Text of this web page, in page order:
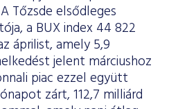
Tőzsde elsődleges
a BUX index 44 822
áprilist, amely 5,9
jelent márciushoz
piac ezzel együtt
zárt, 112,7 milliárd